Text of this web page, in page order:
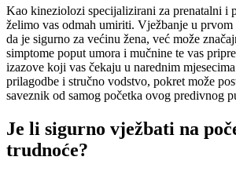
Kao kineziolozi specijalizirani za prenatalni i
želimo vas odmah umiriti. Vježbanje u prvom
da je sigurno za većinu žena, već može
simptome poput umora i mučnine te vas
izazove koji vas čekaju u narednim
prilagodbe i stručno vodstvo, pokret može
saveznik od samog početka ovog predivnog
Je li sigurno vježbati na
trudnoće?